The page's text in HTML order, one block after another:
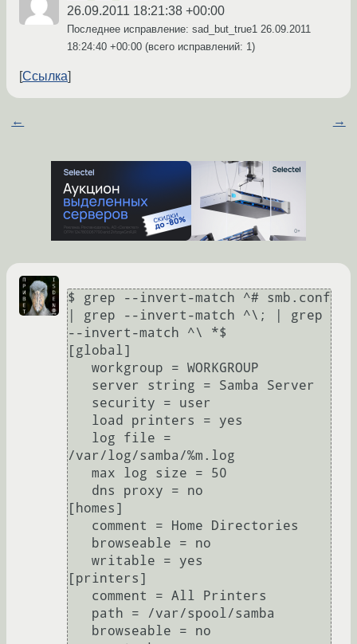
26.09.2011 18:21:38 +00:00
Последнее исправление: sad_but_true1 26.09.2011
18:24:40 +00:00 (всего исправлений: 1)
Ссылка
← →
$ grep --invert-match ^# smb.conf
| grep --invert-match ^\; | grep
--invert-match ^\ *$
[global]
/var/log/samba/%m.log
[homes]
[printers]